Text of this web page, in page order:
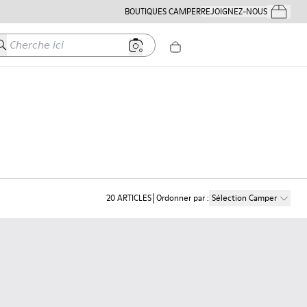
BOUTIQUES CAMPERREJOIGNEZ-NOUSMes
ici
20ARTICLES Ordonner par: Sélection Camper